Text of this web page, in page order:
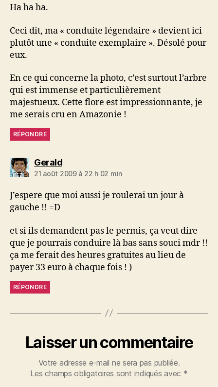
Ha ha ha.
Ceci dit, ma « conduite légendaire » devient ici
plutôt une « conduite exemplaire ». Désolé pour
eux.
En ce qui concerne la photo, c’est surtout l’arbre
qui est immense et particulièrement
majestueux. Cette flore est impressionnante, je
me serais cru en Amazonie !
RÉPONDRE
Geralddit :
21 août 2009 à 22 h 02 min
J’espere que moi aussi je roulerai un jour à
gauche !! =D
et si ils demandent pas le permis, ça veut dire
que je pourrais conduire là bas sans souci mdr !!
ça me ferait des heures gratuites au lieu de
payer 33 euro à chaque fois ! )
RÉPONDRE
Laisser un commentaire
Votre adresse e-mail ne sera pas publiée.
Les champs obligatoires sont indiqués avec *